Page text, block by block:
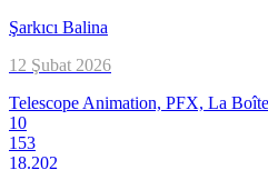
Şarkıcı Balina
12 Şubat 2026
Telescope Animation, PFX, La
10
153
18.202